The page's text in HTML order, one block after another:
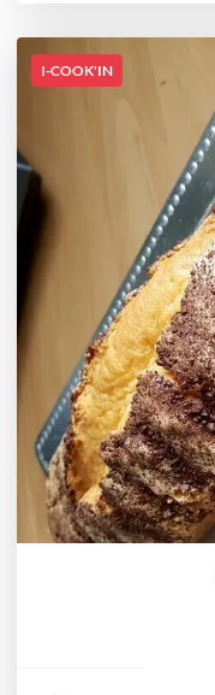
I-COOK'IN